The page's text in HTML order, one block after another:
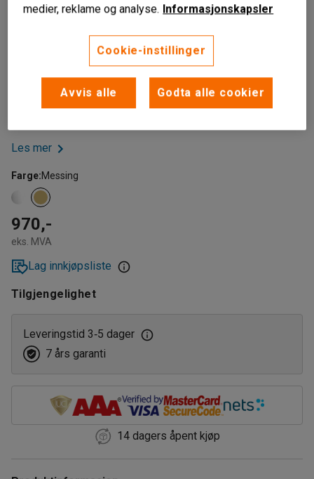
Liknende produkter
Stablebar
Les mer
Farge:Messing
970,-
eks. MVA
Lag innkjøpsliste
Tilgjengelighet
Leveringstid 3‑5 dager
7 års garanti
14 dagers åpent kjøp
medier, reklame og analyse. Informasjonskapsler
Cookie-instillinger
Avvis alle Godta alle cookier